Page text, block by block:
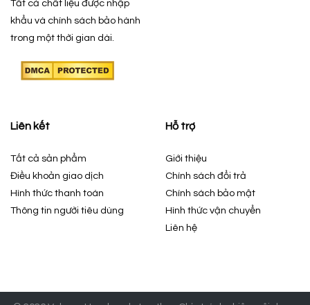
Tất cả chất liệu được nhập
khẩu và chính sách bảo hành
trong một thời gian dài.
Liên kết
Tất cả sản phẩm
Điều khoản giao dịch
Hình thức thanh toán
Thông tin người tiêu dùng
Hỗ trợ
Giới thiệu
Chính sách đổi trả
Chính sách bảo mật
Hình thức vận chuyển
Liên hệ